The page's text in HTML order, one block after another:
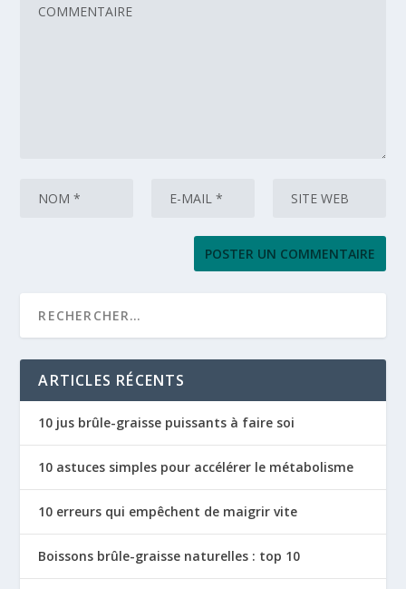
ARTICLES RÉCENTS
10 jus brûle-graisse puissants à faire soi
10 astuces simples pour accélérer le métabolisme
10 erreurs qui empêchent de maigrir vite
Boissons brûle-graisse naturelles : top 10